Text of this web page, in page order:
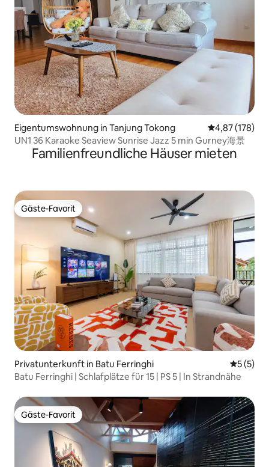
Eigentumswohnung in Tanjung Tokong
4,87 (178)
UN1 36 Karaoke Seaview Sunrise Jazz 5 min Gurney海景
Familienfreundliche Häuser mieten
Gäste-Favorit
Gäste-Favorit
Privatunterkunft in Batu Ferringhi
5 (5)
Batu Ferringhi | Schlafplätze für 15 | PS 5 | In Strandnähe
Gäste-Favorit
Gäste-Favorit